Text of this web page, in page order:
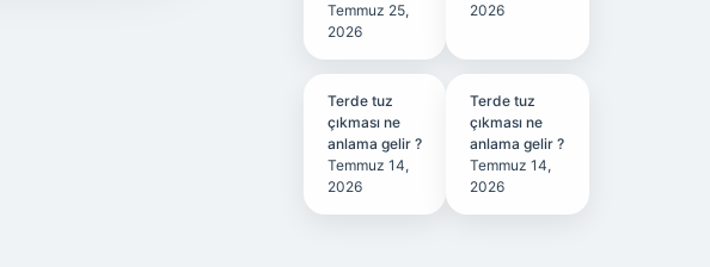
Temmuz 25,
2026
2026
Terde tuz
çıkması ne
anlama gelir ?
Temmuz 14,
2026
Terde tuz
çıkması ne
anlama gelir ?
Temmuz 14,
2026